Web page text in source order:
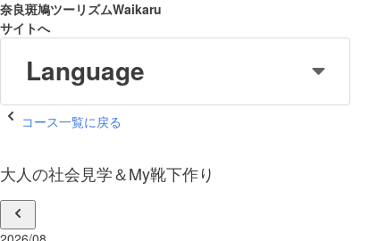
奈良斑鳩ツーリズムWaikaru
サイトへ
Language
コース一覧に戻る
大人の社会見学＆My靴下作り